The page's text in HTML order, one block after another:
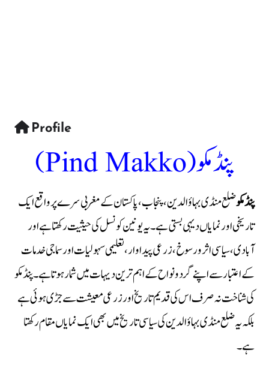
Profile
پنڈ مکو (Pind Makko)
پنڈ مکوضلع منڈی بہاؤالدین، پنجاب، پاکستان کے مغربی سرے پر واقع ایک
تاریخی اور نمایاں دیہی بستی ہے۔ یہ یونین کونسل کی حیثیت رکھتا ہے اور
آبادی، سیاسی اثر و رسوخ، زرعی پیداوار، تعلیمی سہولیات اور سماجی خدمات
کے اعتبار سے اپنے گرد و نواح کے اہم ترین دیہات میں شمار ہوتا ہے۔ پنڈ مکو
کی شناخت نہ صرف اس کی قدیم تاریخ اور زرعی معیشت سے جڑی ہوئی ہے
بلکہ یہ ضلع منڈی بہاؤالدین کی سیاسی تاریخ میں بھی ایک نمایاں مقام رکھتا
ہے۔